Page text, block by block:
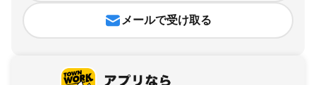
メールで受け取る